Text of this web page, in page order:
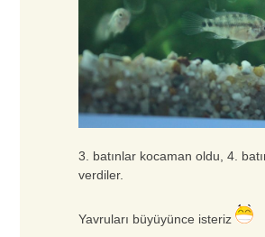
3. batınlar kocaman oldu, 4.
verdiler.
Yavruları büyüyünce isteriz